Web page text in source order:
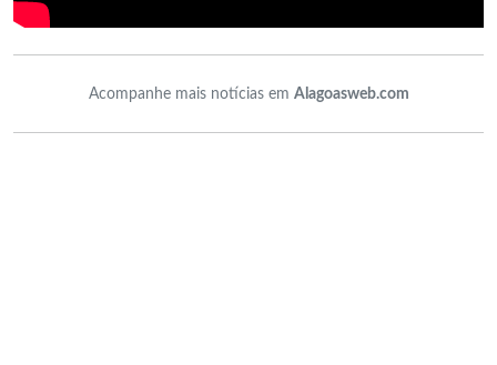
Acompanhe mais notícias em Alagoasweb.com